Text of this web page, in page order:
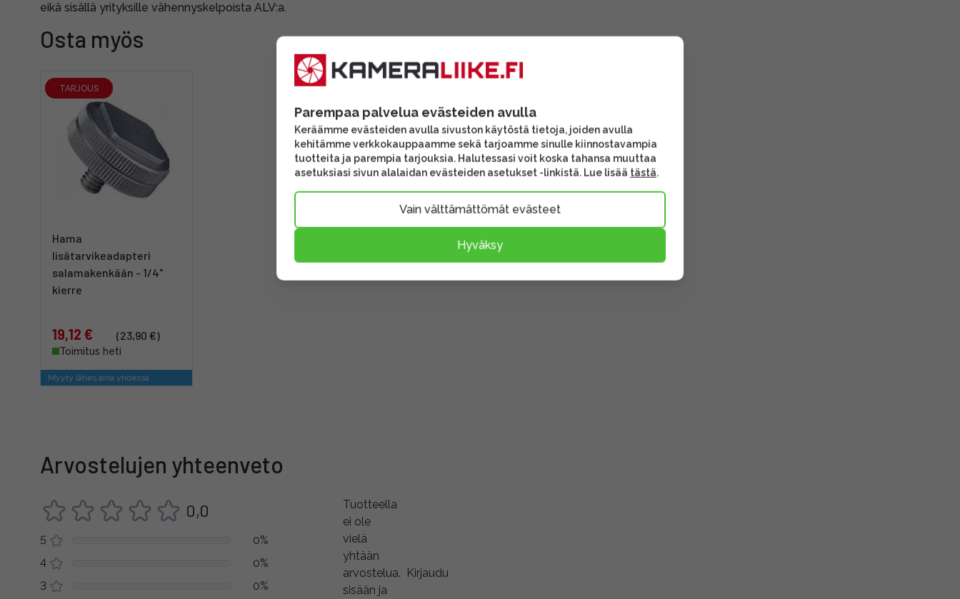
eikä sisällä yrityksille vähennyskelpoista ALV:a.
Osta myös
TARJOUS
Hama
lisätarvikeadapteri
salamakenkään - 1/4"
kierre
19,12 € (23,90 €)
Toimitus heti
Myyty lähes aina yhdessä
Arvostelujen yhteenveto
0,0
5
0%
4
0%
3
0%
Tuotteella
ei ole
vielä
yhtään
arvostelua. Kirjaudu
sisään ja
Parempaa palvelua evästeiden avulla
Keräämme evästeiden avulla sivuston käytöstä tietoja, joiden avulla
kehitämme verkkokauppaamme sekä tarjoamme sinulle kiinnostavampia
tuotteita ja parempia tarjouksia. Halutessasi voit koska tahansa muuttaa
asetuksiasi sivun alalaidan evästeiden asetukset -linkistä. Lue lisää tästä.
Vain välttämättömät evästeet
Hyväksy